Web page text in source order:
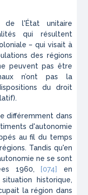
de l'État unitaire
qui résultent
– qui visait à
des régions
peuvent pas être
n’ont pas la
du droit
différemment dans
d'autonomie
au fil du temps
Tandis qu'en
ne se sont
1960,
[074]
en
historique,
la région dans